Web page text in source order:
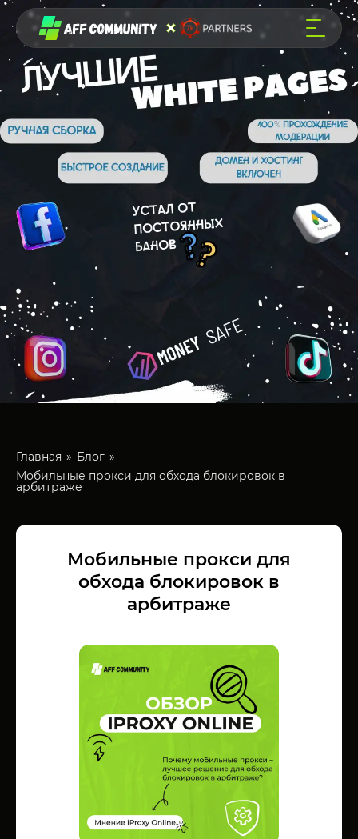
Главная
Блог
Мобильные прокси для обхода блокировок в
арбитраже
Мобильные прокси для
обхода блокировок в
арбитраже